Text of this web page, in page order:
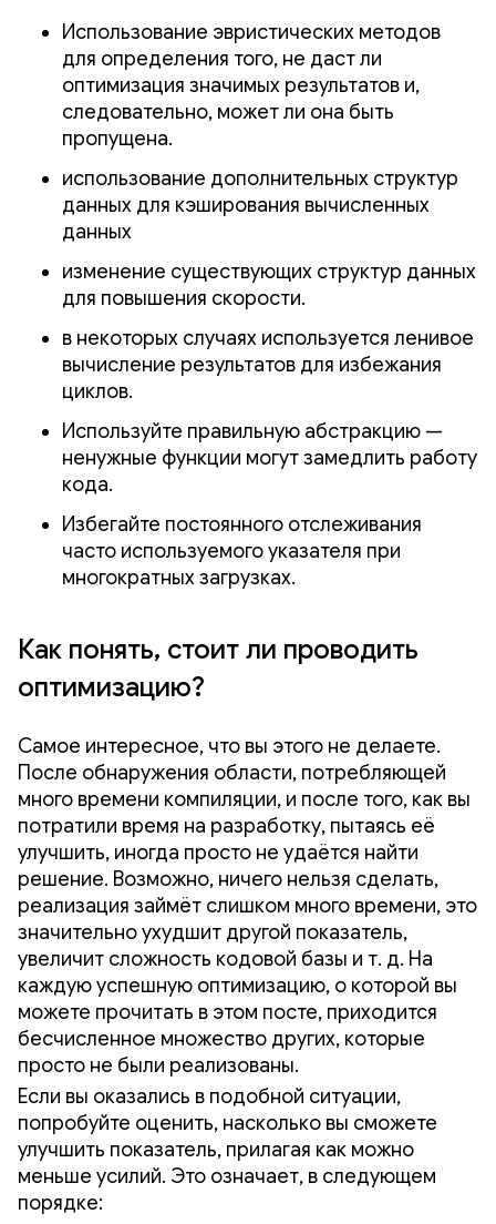
Использование эвристических методов
для определения того, не даст ли
оптимизация значимых результатов и,
следовательно, может ли она быть
пропущена.
использование дополнительных структур
данных для кэширования вычисленных
данных
изменение существующих структур данных
для повышения скорости.
в некоторых случаях используется ленивое
вычисление результатов для избежания
циклов.
Используйте правильную абстракцию —
ненужные функции могут замедлить работу
кода.
Избегайте постоянного отслеживания
часто используемого указателя при
многократных загрузках.
Как понять, стоит ли проводить
оптимизацию?
Самое интересное, что вы этого не делаете.
После обнаружения области, потребляющей
много времени компиляции, и после того, как вы
потратили время на разработку, пытаясь её
улучшить, иногда просто не удаётся найти
решение. Возможно, ничего нельзя сделать,
реализация займёт слишком много времени, это
значительно ухудшит другой показатель,
увеличит сложность кодовой базы и т. д. На
каждую успешную оптимизацию, о которой вы
можете прочитать в этом посте, приходится
бесчисленное множество других, которые
просто не были реализованы.
Если вы оказались в подобной ситуации,
попробуйте оценить, насколько вы сможете
улучшить показатель, прилагая как можно
меньше усилий. Это означает, в следующем
порядке: